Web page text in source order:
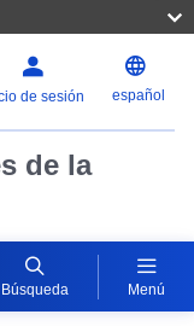
de sesión español
de la
Búsqueda Menú